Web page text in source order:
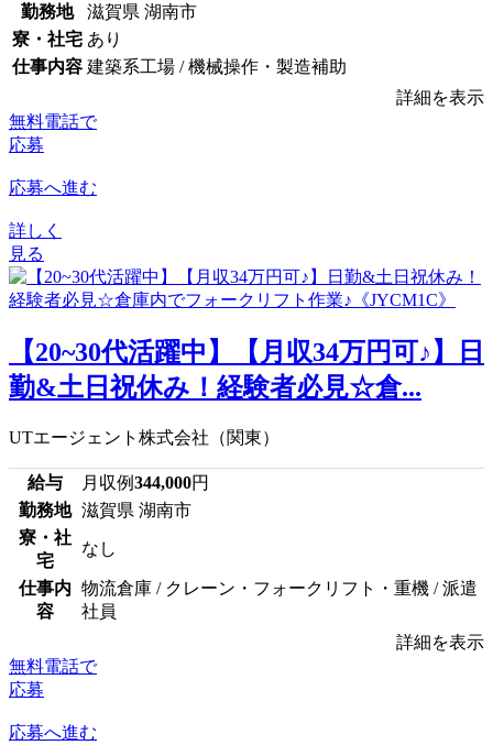
勤務地
滋賀県 湖南市
寮・社宅 あり
仕事内容 建築系工場 / 機械操作・製造補助
詳細を表示
無料電話で
応募
応募へ進む
詳しく
見る
【20~30代活躍中】【月収34万円可♪】日
勤&土日祝休み！経験者必見☆倉...
UTエージェント株式会社（関東）
給与 月収例344,000円
勤務地 滋賀県 湖南市
寮・社
宅
なし
仕事内
容
物流倉庫 / クレーン・フォークリフト・重機 / 派遣
社員
詳細を表示
無料電話で
応募
応募へ進む